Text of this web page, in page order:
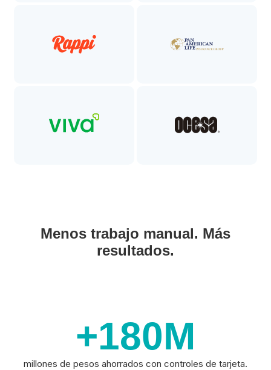
Menos trabajo manual. Más
resultados.
+180M
millones de pesos ahorrados con controles de tarjeta.